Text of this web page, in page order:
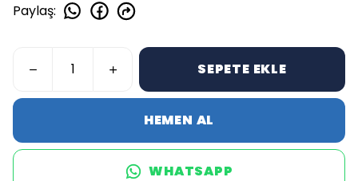
Paylaş:
SEPETE EKLE
HEMEN AL
WHATSAPP